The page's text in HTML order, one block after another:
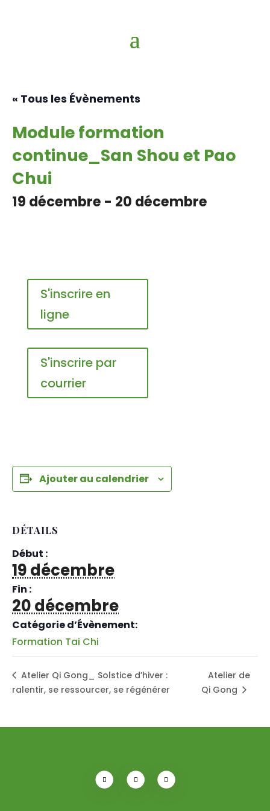
« Tous les Évènements
Module formation
continue_San Shou et Pao
Chui
19 décembre - 20 décembre
S'inscrire en
ligne
S'inscrire par
courrier
Ajouter au calendrier
DÉTAILS
Début :
19 décembre
Fin :
20 décembre
Catégorie d’Évènement:
Formation Tai Chi
Atelier Qi Gong_ Solstice d’hiver :
ralentir, se ressourcer, se régénérer
Atelier de
Qi Gong